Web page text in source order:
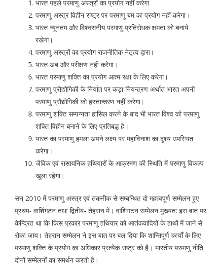
भारत पहले परमाणु अस्त्रों का प्रयोग नहीं करेगा
परमाणु अस्त्र विहीन राष्ट्र पर परमाणु बम का प्रयोग नहीं करेगा।
भारत न्यूनतम और विश्वसनीय परमाणु प्रतिरोधक क्षमता को बनाये
रखेगा।
परमाणु अस्त्रों का प्रयोग राजनीतिक नेतृत्व द्वारा।
भारत अब और परीक्षण नहीं करेगा।
भारत परमाणु शक्ति का प्रयोग आत्म रक्षा के लिए करेगा।
परमाणु प्रौद्योगिकी के निर्यात पर कड़ा नियन्त्रण अर्थात भारत अपनी
परमाणु प्रौद्योगिकी को हस्तान्तरण नहीं करेगा।
परमाणु शक्ति सम्पन्नता हासिल करने के बाद भी भारत विश्व को परमाणु
शक्ति विहीन बनाने के लिए प्रतिबद्ध है।
भारत का परमाणु हमला अपने लक्ष्य पर महाविनाश का दृश्य उपस्थित
करेगा।
जैविक एवं रासायनिक हथियारों के आक्रमण की स्थिति में परमाणु विकल्प
खुला रहेगा।
सन् 2010 में परमाणु अस्त्र एवं तकनीक से सम्बन्धित दो महत्वपूर्ण सम्मेलन हुए
प्रथम- वाशिंगटन तथा द्वितीय- तेहरान में। वाशिंगटन सम्मेलन मुख्यत: इस बात पर
केन्द्रित था कि किस प्रकार परमाणु हथियार को आतंकवादियों के हाथों में जाने से
रोका जाय। तेहरान सम्मेलन ने इस बात पर बल दिया कि शान्तिपूर्ण कार्यों के लिए
परमाणु शक्ति के प्रयोग का अधिकार प्रत्येक राष्ट्र को है। भारतीय परमाणु नीति
दोनों सम्मेलनों का समर्थन करती है।